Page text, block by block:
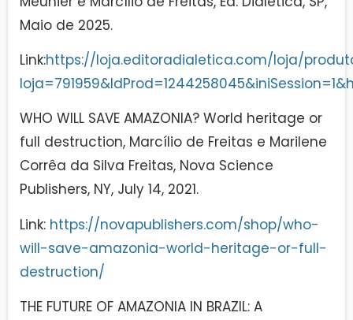
Maio de 2025.
Link:https://loja.editoradialetica.com/loja/
WHO WILL SAVE AMAZONIA? World heritage or
full destruction, Marcílio de Freitas e Marilene
Corrêa da Silva Freitas, Nova Science
Publishers, NY, July 14, 2021.
Link: https://novapublishers.com/shop/who-
will-save-amazonia-world-heritage-or-full-
destruction/
THE FUTURE OF AMAZONIA IN BRAZIL: A